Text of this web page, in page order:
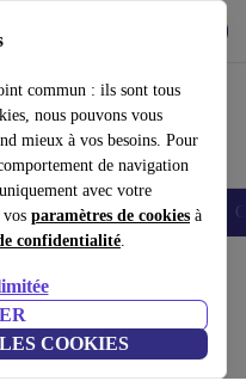
commun : ils sont tous
nous pouvons vous
mieux à vos besoins. Pour
de navigation
avec votre
paramètres de cookies à
confidentialité.
COOKIES
connectées Accessoires